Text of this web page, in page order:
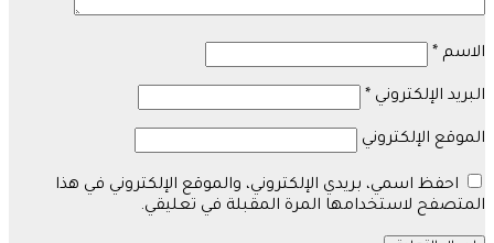
الاسم *
البريد الإلكتروني *
الموقع الإلكتروني
احفظ اسمي، بريدي الإلكتروني، والموقع الإلكتروني في هذا
المتصفح لاستخدامها المرة المقبلة في تعليقي.